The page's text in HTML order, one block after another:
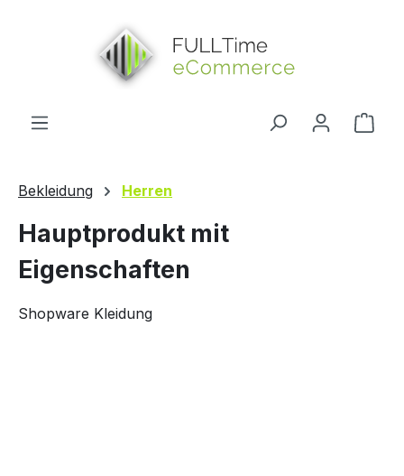
Bekleidung Herren
Hauptprodukt mit
Eigenschaften
Shopware Kleidung